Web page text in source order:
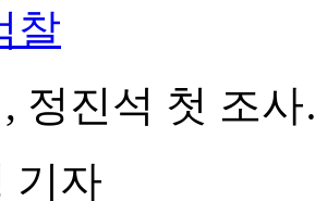
찰
정진석 첫 조
기자